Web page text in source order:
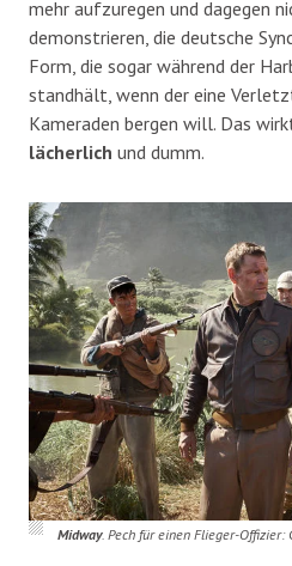
mehr aufzuregen und dagegen
demonstrieren, die deutsche
Form, die sogar während der
standhält, wenn der eine
Kameraden bergen will. Das
lächerlich und dumm.
Midway. Pech für einen Flieger-Offizier: